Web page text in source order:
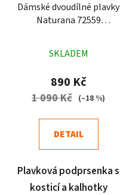
Dámské dvoudílné plavky
Naturana 72559
hodnocení
produktu
je
5
SKLADEM
890 Kč
1 090 Kč (–18 %)
DETAIL
Plavková podprsenka s
kosticí a kalhotky